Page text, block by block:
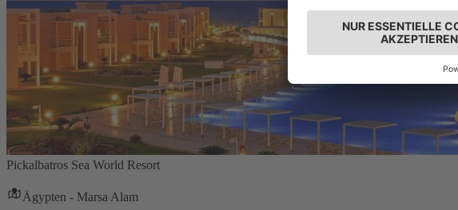
Pickalbatros Sea World Resort
Ägypten - Marsa Alam